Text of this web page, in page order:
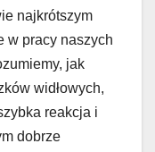
najkrótszym
w pracy naszych
jak
widłowych,
reakcja i
dobrze